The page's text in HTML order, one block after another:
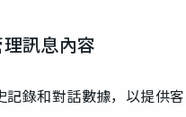
訊息內容
錄和對話數據，以提供